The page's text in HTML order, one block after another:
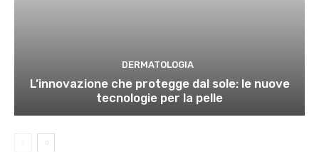
DERMATOLOGIA
L’innovazione che protegge dal sole: le nuove
tecnologie per la pelle